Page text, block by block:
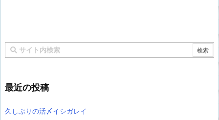
最近の投稿
久しぶりの活〆イシガレイ